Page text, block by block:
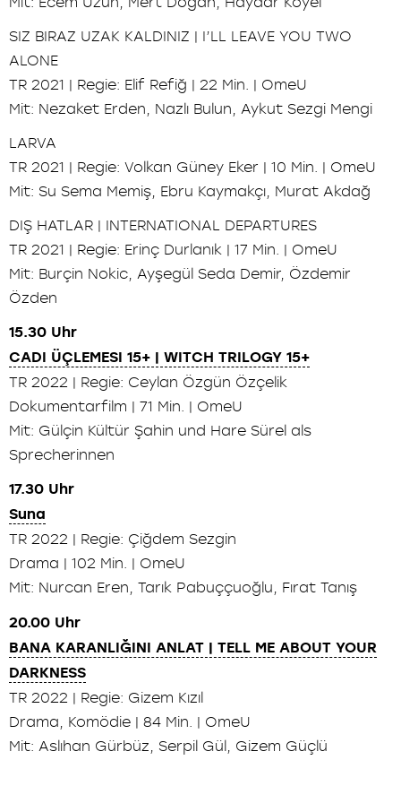
SIZ BIRAZ UZAK KALDINIZ | I’LL LEAVE YOU TWO
ALONE
TR 2021 | Regie: Elif Refiğ | 22 Min. | OmeU
Mit: Nezaket Erden, Nazlı Bulun, Aykut Sezgi Mengi
LARVA
TR 2021 | Regie: Volkan Güney Eker | 10 Min. | OmeU
Mit: Su Sema Memiş, Ebru Kaymakçı, Murat Akdağ
DIŞ HATLAR | INTERNATIONAL DEPARTURES
TR 2021 | Regie: Erinç Durlanık | 17 Min. | OmeU
Mit: Burçin Nokic, Ayşegül Seda Demir, Özdemir
Özden
15.30 Uhr
CADI ÜÇLEMESI 15+ | WITCH TRILOGY 15+
TR 2022 | Regie: Ceylan Özgün Özçelik
Dokumentarfilm | 71 Min. | OmeU
Mit: Gülçin Kültür Şahin und Hare Sürel als
Sprecherinnen
17.30 Uhr
Suna
TR 2022 | Regie: Çiğdem Sezgin
Drama | 102 Min. | OmeU
Mit: Nurcan Eren, Tarık Pabuççuoğlu, Fırat Tanış
20.00 Uhr
BANA KARANLIĞINI ANLAT | TELL ME ABOUT YOUR
DARKNESS
TR 2022 | Regie: Gizem Kızıl
Drama, Komödie | 84 Min. | OmeU
Mit: Aslıhan Gürbüz, Serpil Gül, Gizem Güçlü